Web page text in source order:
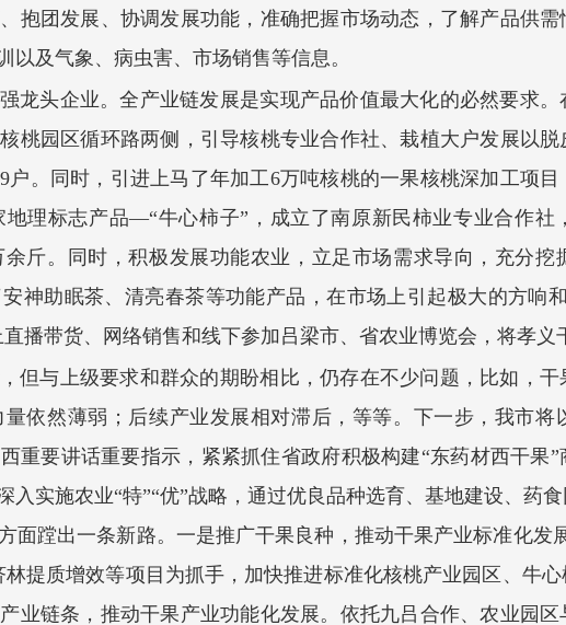
抱团发展、协调发展功能，准确把握市场动态，了解产品供
及气象、病虫害、市场销售等信息。
龙头企业。全产业链发展是实现产品价值最大化的必然要求
桃园区循环路两侧，引导核桃专业合作社、栽植大户发展以
。同时，引进上马了年加工6万吨核桃的一果核桃深加工项
理标志产品—“牛心柿子”，成立了南原新民柿业专业合作社
斤。同时，积极发展功能农业，立足市场需求导向，充分挖
神助眠茶、清亮春茶等功能产品，在市场上引起极大的方响
播带货、网络销售和线下参加吕梁市、省农业博览会，将孝义
但与上级要求和群众的期盼相比，仍存在不少问题，比如，
依然薄弱；后续产业发展相对滞后，等等。下一步，我市将
重要讲话重要指示，紧紧抓住省政府积极构建“东药材西干果
入实施农业“特”“优”战略，通过优良品种选育、基地建设、药
面蹚出一条新路。一是推广干果良种，推动干果产业标准化发
提质增效等项目为抓手，加快推进标准化核桃产业园区、牛
业链条，推动干果产业功能化发展。依托九吕合作、农业园